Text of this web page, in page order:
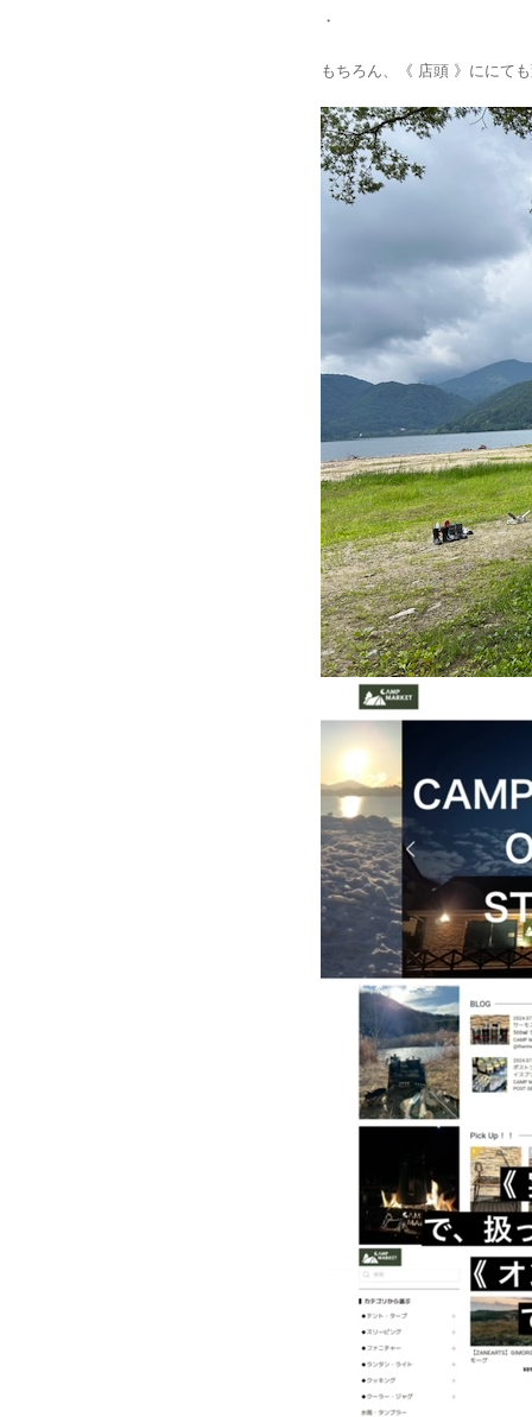
・
もちろん、《 店頭 》ににて